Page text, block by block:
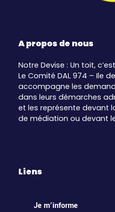
A propos de nous
Notre Devise : Un toit,
Le Comité DAL 974 – Ile
accompagne les
dans leurs démarches
et les représente devant
de médiation ou devant
Liens
Je m’informe